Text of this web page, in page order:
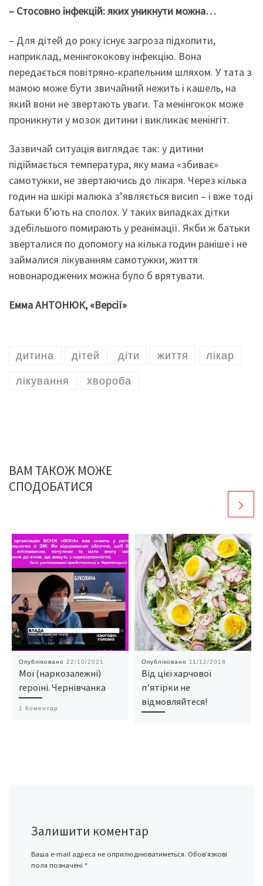
– Стосовно інфекцій: яких уникнути можна…
– Для дітей до року існує загроза підхопити,
наприклад, менінгококову інфекцію. Вона
передається повітряно-крапельним шляхом. У тата з
мамою може бути звичайний нежить і кашель, на
який вони не звертають уваги. Та менінгокок може
проникнути у мозок дитини і викликає менінгіт.
Зазвичай ситуація виглядає так: у дитини
підіймається температура, яку мама «збиває»
самотужки, не звертаючись до лікаря. Через кілька
годин на шкірі малюка з’являється висип – і вже тоді
батьки б’ють на сполох. У таких випадках дітки
здебільшого помирають у реанімації. Якби ж батьки
зверталися по допомогу на кілька годин раніше і не
займалися лікуванням самотужки, життя
новонароджених можна було б врятувати.
Емма АНТОНЮК, «Версії»
дитина дітей діти життя лікар
лікування хвороба
ВАМ ТАКОЖ МОЖЕ
СПОДОБАТИСЯ
Опубліковано 22/10/2021
Мої (наркозалежні)
героїні. Чернівчанка
1 Коментар
Опубліковано 11/12/2018
Від цієї харчової
п’ятірки не
відмовляйтеся!
Залишити коментар
Ваша e-mail адреса не оприлюднюватиметься. Обов’язкові
поля позначені *